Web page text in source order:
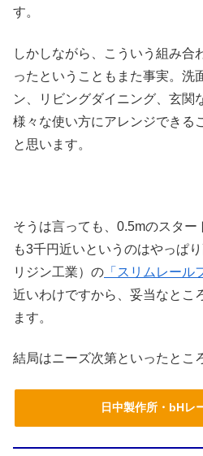
す。
しかしながら、こういう組み合
ったということもまた事実。洗
ン、リビングダイニング、玄関
様々な使い方にアレンジできる
と思います。
そうは言っても、0.5mのスタ
も3千円近いというのはやっぱ
リジン工業）の 「スリムレール
近いわけですから、妥当なとこ
ます。
結局はニーズ次第といったとこ
日中製作所・bHレ